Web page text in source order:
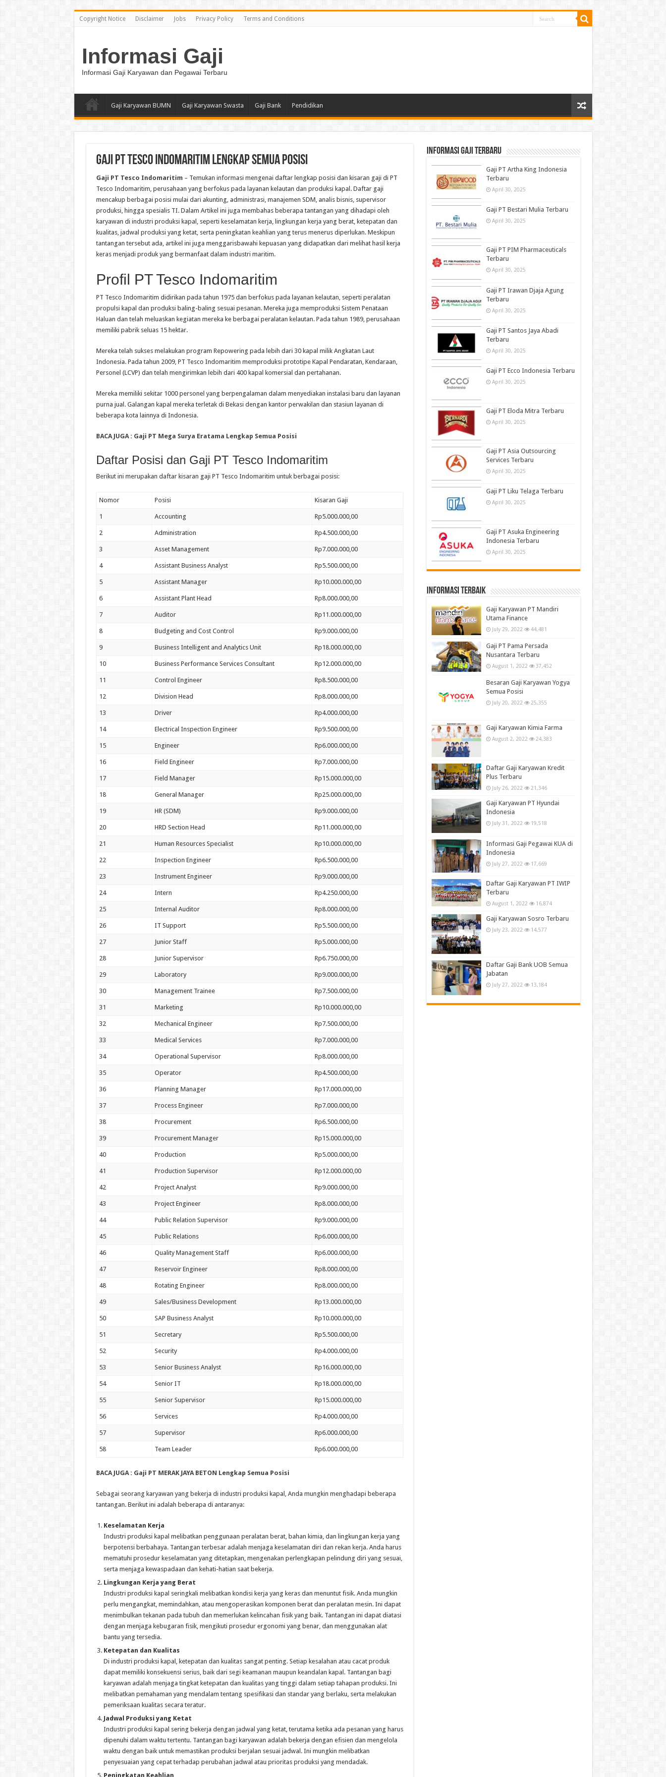
Copyright Notice Disclaimer Jobs Privacy Policy Terms and Conditions
Informasi Gaji
Informasi Gaji Karyawan dan Pegawai Terbaru
Gaji Karyawan BUMN Gaji Karyawan Swasta Gaji Bank Pendidikan
Gaji PT Tesco Indomaritim Lengkap Semua Posisi
Gaji PT Tesco Indomaritim – Temukan informasi mengenai daftar lengkap posisi dan kisaran gaji di PT
Tesco Indomaritim, perusahaan yang berfokus pada layanan kelautan dan produksi kapal. Daftar gaji
mencakup berbagai posisi mulai dari akunting, administrasi, manajemen SDM, analis bisnis, supervisor
produksi, hingga spesialis TI. Dalam Artikel ini juga membahas beberapa tantangan yang dihadapi oleh
karyawan di industri produksi kapal, seperti keselamatan kerja, lingkungan kerja yang berat, ketepatan dan
kualitas, jadwal produksi yang ketat, serta peningkatan keahlian yang terus menerus diperlukan. Meskipun
tantangan tersebut ada, artikel ini juga menggarisbawahi kepuasan yang didapatkan dari melihat hasil kerja
keras menjadi produk yang bermanfaat dalam industri maritim.
Profil PT Tesco Indomaritim
PT Tesco Indomaritim didirikan pada tahun 1975 dan berfokus pada layanan kelautan, seperti peralatan
propulsi kapal dan produksi baling-baling sesuai pesanan. Mereka juga memproduksi Sistem Penataan
Haluan dan telah meluaskan kegiatan mereka ke berbagai peralatan kelautan. Pada tahun 1989, perusahaan
memiliki pabrik seluas 15 hektar.
Mereka telah sukses melakukan program Repowering pada lebih dari 30 kapal milik Angkatan Laut
Indonesia. Pada tahun 2009, PT Tesco Indomaritim memproduksi prototipe Kapal Pendaratan, Kendaraan,
Personel (LCVP) dan telah mengirimkan lebih dari 400 kapal komersial dan pertahanan.
Mereka memiliki sekitar 1000 personel yang berpengalaman dalam menyediakan instalasi baru dan layanan
purna jual. Galangan kapal mereka terletak di Bekasi dengan kantor perwakilan dan stasiun layanan di
beberapa kota lainnya di Indonesia.
BACA JUGA : Gaji PT Mega Surya Eratama Lengkap Semua Posisi
Daftar Posisi dan Gaji PT Tesco Indomaritim
Berikut ini merupakan daftar kisaran gaji PT Tesco Indomaritim untuk berbagai posisi:
Nomor Posisi Kisaran Gaji
1 Accounting Rp5.000.000,00
2 Administration Rp4.500.000,00
3 Asset Management Rp7.000.000,00
4 Assistant Business Analyst Rp5.500.000,00
5 Assistant Manager Rp10.000.000,00
6 Assistant Plant Head Rp8.000.000,00
7 Auditor Rp11.000.000,00
8 Budgeting and Cost Control Rp9.000.000,00
9 Business Intelligent and Analytics Unit Rp18.000.000,00
10 Business Performance Services Consultant Rp12.000.000,00
11 Control Engineer Rp8.500.000,00
12 Division Head Rp8.000.000,00
13 Driver Rp4.000.000,00
14 Electrical Inspection Engineer Rp9.500.000,00
15 Engineer Rp6.000.000,00
16 Field Engineer Rp7.000.000,00
17 Field Manager Rp15.000.000,00
18 General Manager Rp25.000.000,00
19 HR (SDM) Rp9.000.000,00
20 HRD Section Head Rp11.000.000,00
21 Human Resources Specialist Rp10.000.000,00
22 Inspection Engineer Rp6.500.000,00
23 Instrument Engineer Rp9.000.000,00
24 Intern Rp4.250.000,00
25 Internal Auditor Rp8.000.000,00
26 IT Support Rp5.500.000,00
27 Junior Staff Rp5.000.000,00
28 Junior Supervisor Rp6.750.000,00
29 Laboratory Rp9.000.000,00
30 Management Trainee Rp7.500.000,00
31 Marketing Rp10.000.000,00
32 Mechanical Engineer Rp7.500.000,00
33 Medical Services Rp7.000.000,00
34 Operational Supervisor Rp8.000.000,00
35 Operator Rp4.500.000,00
36 Planning Manager Rp17.000.000,00
37 Process Engineer Rp7.000.000,00
38 Procurement Rp6.500.000,00
39 Procurement Manager Rp15.000.000,00
40 Production Rp5.000.000,00
41 Production Supervisor Rp12.000.000,00
42 Project Analyst Rp9.000.000,00
43 Project Engineer Rp8.000.000,00
44 Public Relation Supervisor Rp9.000.000,00
45 Public Relations Rp6.000.000,00
46 Quality Management Staff Rp6.000.000,00
47 Reservoir Engineer Rp8.000.000,00
48 Rotating Engineer Rp8.000.000,00
49 Sales/Business Development Rp13.000.000,00
50 SAP Business Analyst Rp10.000.000,00
51 Secretary Rp5.500.000,00
52 Security Rp4.000.000,00
53 Senior Business Analyst Rp16.000.000,00
54 Senior IT Rp18.000.000,00
55 Senior Supervisor Rp15.000.000,00
56 Services Rp4.000.000,00
57 Supervisor Rp6.000.000,00
58 Team Leader Rp6.000.000,00
BACA JUGA : Gaji PT MERAK JAYA BETON Lengkap Semua Posisi
Sebagai seorang karyawan yang bekerja di industri produksi kapal, Anda mungkin menghadapi beberapa
tantangan. Berikut ini adalah beberapa di antaranya:
Keselamatan Kerja
Industri produksi kapal melibatkan penggunaan peralatan berat, bahan kimia, dan lingkungan kerja yang
berpotensi berbahaya. Tantangan terbesar adalah menjaga keselamatan diri dan rekan kerja. Anda harus
mematuhi prosedur keselamatan yang ditetapkan, mengenakan perlengkapan pelindung diri yang sesuai,
serta menjaga kewaspadaan dan kehati-hatian saat bekerja.
Lingkungan Kerja yang Berat
Industri produksi kapal seringkali melibatkan kondisi kerja yang keras dan menuntut fisik. Anda mungkin
perlu mengangkat, memindahkan, atau mengoperasikan komponen berat dan peralatan mesin. Ini dapat
menimbulkan tekanan pada tubuh dan memerlukan kelincahan fisik yang baik. Tantangan ini dapat diatasi
dengan menjaga kebugaran fisik, mengikuti prosedur ergonomi yang benar, dan menggunakan alat
bantu yang tersedia.
Ketepatan dan Kualitas
Di industri produksi kapal, ketepatan dan kualitas sangat penting. Setiap kesalahan atau cacat produk
dapat memiliki konsekuensi serius, baik dari segi keamanan maupun keandalan kapal. Tantangan bagi
karyawan adalah menjaga tingkat ketepatan dan kualitas yang tinggi dalam setiap tahapan produksi. Ini
melibatkan pemahaman yang mendalam tentang spesifikasi dan standar yang berlaku, serta melakukan
pemeriksaan kualitas secara teratur.
Jadwal Produksi yang Ketat
Industri produksi kapal sering bekerja dengan jadwal yang ketat, terutama ketika ada pesanan yang harus
dipenuhi dalam waktu tertentu. Tantangan bagi karyawan adalah bekerja dengan efisien dan mengelola
waktu dengan baik untuk memastikan produksi berjalan sesuai jadwal. Ini mungkin melibatkan
penyesuaian yang cepat terhadap perubahan jadwal atau prioritas produksi yang mendadak.
Peningkatan Keahlian
informasi gaji terbaru
Gaji PT Artha King Indonesia
Terbaru
April 30, 2025
Gaji PT Bestari Mulia Terbaru
April 30, 2025
Gaji PT PIM Pharmaceuticals
Terbaru
April 30, 2025
Gaji PT Irawan Djaja Agung
Terbaru
April 30, 2025
Gaji PT Santos Jaya Abadi
Terbaru
April 30, 2025
Gaji PT Ecco Indonesia Terbaru
April 30, 2025
Gaji PT Eloda Mitra Terbaru
April 30, 2025
Gaji PT Asia Outsourcing
Services Terbaru
April 30, 2025
Gaji PT Liku Telaga Terbaru
April 30, 2025
Gaji PT Asuka Engineering
Indonesia Terbaru
April 30, 2025
informasi terbaik
Gaji Karyawan PT Mandiri
Utama Finance
July 29, 2022 44,481
Gaji PT Pama Persada
Nusantara Terbaru
August 1, 2022 37,452
Besaran Gaji Karyawan Yogya
Semua Posisi
July 20, 2022 25,355
Gaji Karyawan Kimia Farma
August 2, 2022 24,383
Daftar Gaji Karyawan Kredit
Plus Terbaru
July 26, 2022 21,346
Gaji Karyawan PT Hyundai
Indonesia
July 31, 2022 19,518
Informasi Gaji Pegawai KUA di
Indonesia
July 27, 2022 17,669
Daftar Gaji Karyawan PT IWIP
Terbaru
August 1, 2022 16,874
Gaji Karyawan Sosro Terbaru
July 23, 2022 14,577
Daftar Gaji Bank UOB Semua
Jabatan
July 27, 2022 13,184